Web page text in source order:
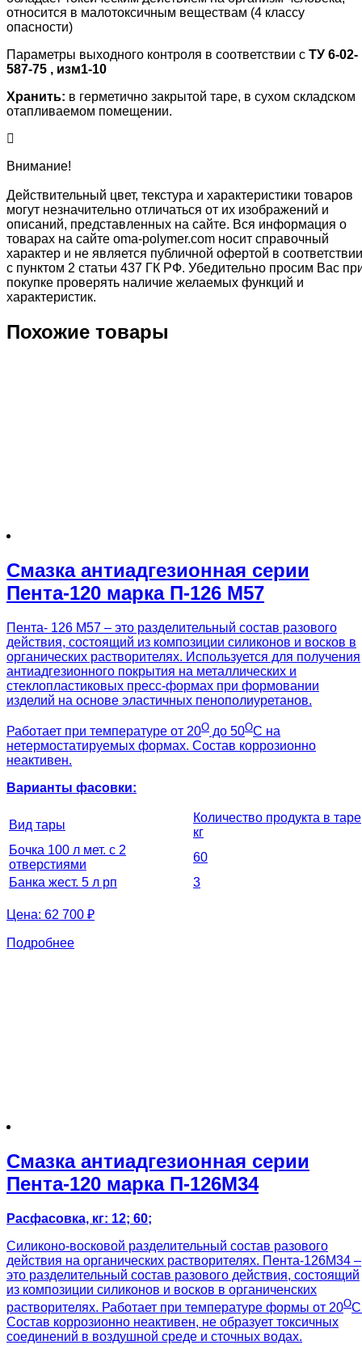
относится в малотоксичным веществам (4 классу
опасности)
Параметры выходного контроля в соответствии с ТУ 6-02-
587-75 , изм1-10
Хранить: в герметично закрытой таре, в сухом складском
отапливаемом помещении.
Внимание!
Действительный цвет, текстура и характеристики товаров
могут незначительно отличаться от их изображений и
описаний, представленных на сайте. Вся информация о
товарах на сайте oma-polymer.com носит справочный
характер и не является публичной офертой в соответствии
с пунктом 2 статьи 437 ГК РФ. Убедительно просим Вас
покупке проверять наличие желаемых функций и
характеристик.
Похожие товары
Смазка антиадгезионная серии
Пента-120 марка П-126 М57
Пента- 126 М57 – это разделительный состав разового
действия, состоящий из композиции силиконов и восков в
органических растворителях. Используется для получения
антиадгезионного покрытия на металлических и
стеклопластиковых пресс-формах при формовании
изделий на основе эластичных пенополиуретанов.
Работает при температуре от 20О до 50ОС на
нетермостатируемых формах. Состав коррозионно
неактивен.
Варианты фасовки:
Вид тары
Количество продукта в
кг
Бочка 100 л мет. с 2
отверстиями
60
Банка жест. 5 л рп
3
Цена: 62 700 ₽
Подробнее
Смазка антиадгезионная серии
Пента-120 марка П-126М34
Расфасовка, кг: 12; 60;
Силиконо-восковой разделительный состав разового
действия на органических растворителях. Пента-126М34 –
это разделительный состав разового действия, состоящий
из композиции силиконов и восков в органиченских
растворителях. Работает при температуре формы от 20О
Состав коррозионно неактивен, не образует токсичных
соединений в воздушной среде и сточных водах.